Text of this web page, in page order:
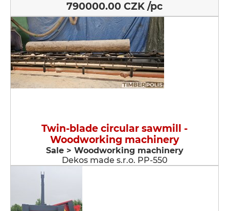
790000.00 CZK /pc
Twin-blade circular sawmill -
Woodworking machinery
Sale > Woodworking machinery
Dekos made s.r.o. PP-550